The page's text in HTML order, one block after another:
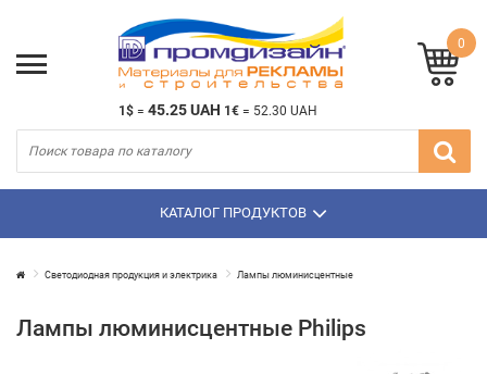
1$ = 45.25 UAH 1€ = 52.30 UAH
0
КАТАЛОГ ПРОДУКТОВ
Светодиодная продукция и электрика Лампы люминисцентные
Лампы люминисцентные Philips